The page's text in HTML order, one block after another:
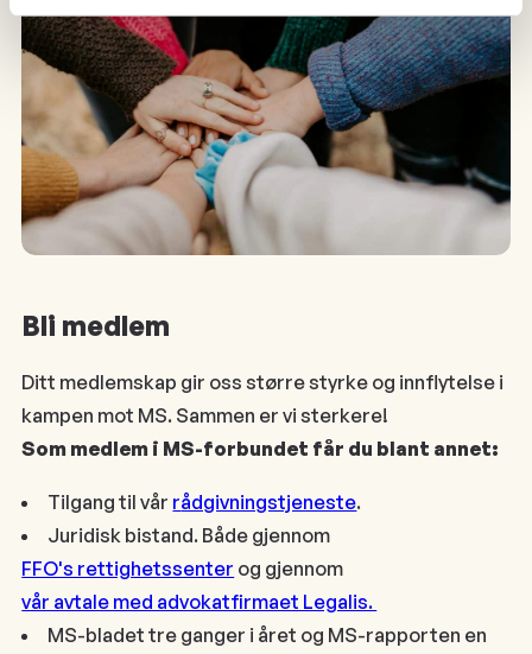
Bli medlem
Ditt medlemskap gir oss større styrke og innflytelse i
kampen mot MS. Sammen er vi sterkere!
Som medlem i MS-forbundet får du blant annet:
Tilgang til vår rådgivningstjeneste.
Juridisk bistand. Både gjennom
FFO's rettighetssenter og gjennom
vår avtale med advokatfirmaet Legalis.
MS-bladet tre ganger i året og MS-rapporten en